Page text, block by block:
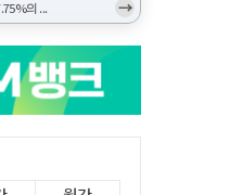
의 ...
→